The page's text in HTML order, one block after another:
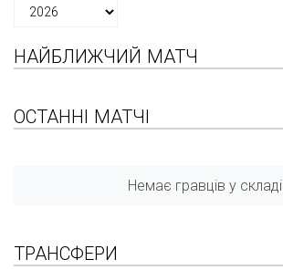
НАЙБЛИЖЧИЙ МАТЧ
ОСТАННІ МАТЧІ
Немає гравців у складі
ТРАНСФЕРИ